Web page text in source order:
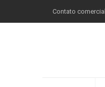
Contato comercial